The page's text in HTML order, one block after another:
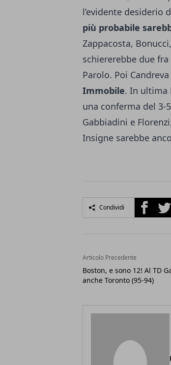
l’evidente desiderio
più probabile
Zappacosta,
schiererebbe due
Parolo. Poi
Immobile. In ultima
una conferma del
Gabbiadini e
Insigne sarebbe
Condividi Facebook
Articolo Precedente
Boston, e sono 12! Al TD
anche Toronto (95-94)